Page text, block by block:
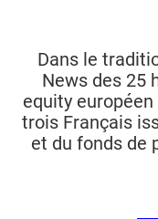
Dans le
News des 25
equity
trois Français
et du fonds de